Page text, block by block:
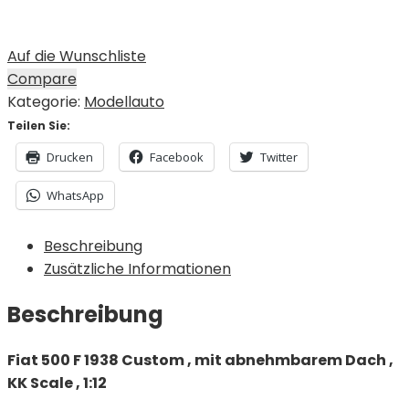
Auf die Wunschliste
Compare
Kategorie: Modellauto
Teilen Sie:
Drucken Facebook Twitter
WhatsApp
Beschreibung
Zusätzliche Informationen
Beschreibung
Fiat 500 F 1938 Custom , mit abnehmbarem Dach ,
KK Scale , 1:12